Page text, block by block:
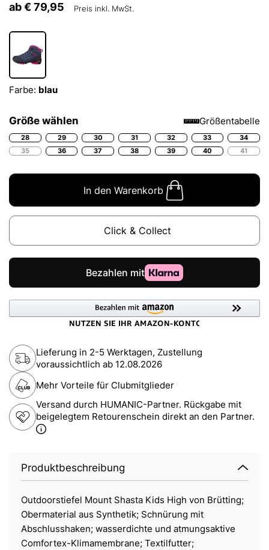
ab€ 79,95 Preis inkl. MwSt.
Farbe: blau
Größe wählen Größentabelle
28 29 30 31 32 33
34
35
36 37 38 39 40 41
In den Warenkorb
Click & Collect
Lieferung in 2-5 Werktagen, Zustellung
voraussichtlich ab 12.08.2026
Mehr Vorteile für Clubmitglieder
Versand durch HUMANIC-Partner. Rückgabe mit
beigelegtem Retourenschein direkt an den Partner.
Produktbeschreibung
Outdoorstiefel Mount Shasta Kids High von Brütting;
Obermaterial aus Synthetik; Schnürung mit
Abschlusshaken; wasserdichte und atmungsaktive
Comfortex-Klimamembrane; Textilfutter;